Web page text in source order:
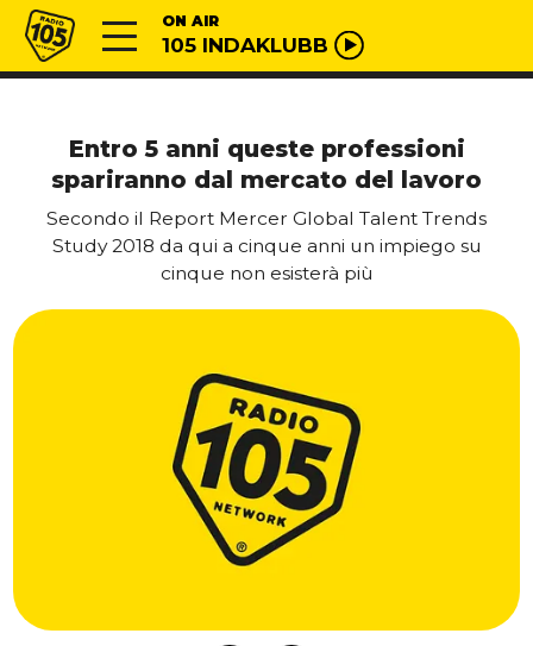
Vai al contenuto
Radio 105 ON AIR
105 INDAKLUBB
Entro 5 anni queste professioni
spariranno dal mercato del lavoro
Secondo il Report Mercer Global Talent Trends
Study 2018 da qui a cinque anni un impiego su
cinque non esisterà più